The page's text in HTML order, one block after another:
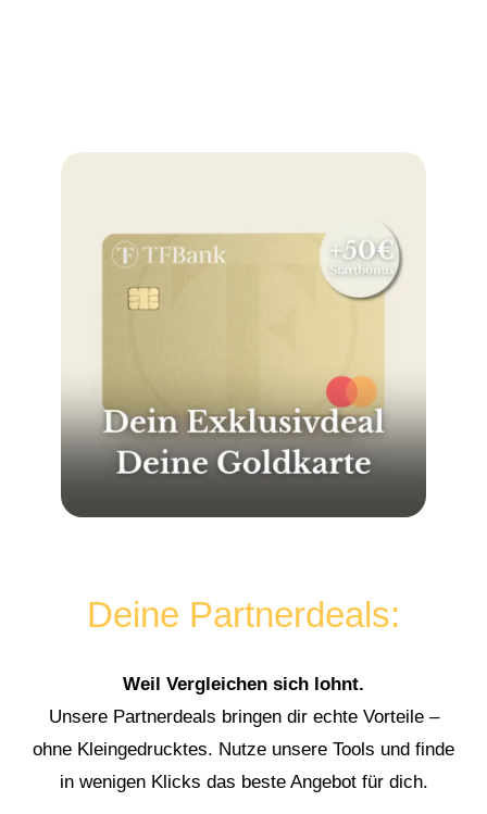
Deine Partnerdeals:
Weil Vergleichen sich lohnt.
Unsere Partnerdeals bringen dir echte Vorteile –
ohne Kleingedrucktes. Nutze unsere Tools und finde
in wenigen Klicks das beste Angebot für dich.